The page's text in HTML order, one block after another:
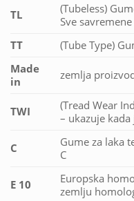
TL
(Tubeless)
Sve
TT
(Tube Type)
Made
in
zemlja
TWI
(Tread Wear
– ukazuje
C
Gume za laka
C
E 10
Europska
zemlju